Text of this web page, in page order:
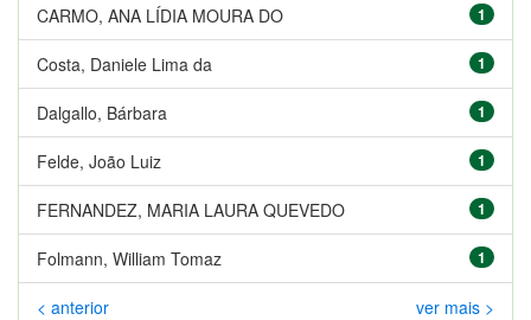
1
CARMO, ANA LÍDIA MOURA DO
1
Costa, Daniele Lima da
1
Dalgallo, Bárbara
1
Felde, João Luiz
1
FERNANDEZ, MARIA LAURA QUEVEDO
1
Folmann, William Tomaz
< anterior ver mais >